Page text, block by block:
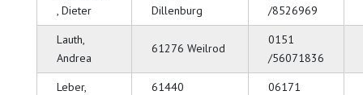
, Dieter
Dillenburg
/8526969
Lauth,
Andrea
61276 Weilrod
0151
/56071836
Leber,
61440
06171